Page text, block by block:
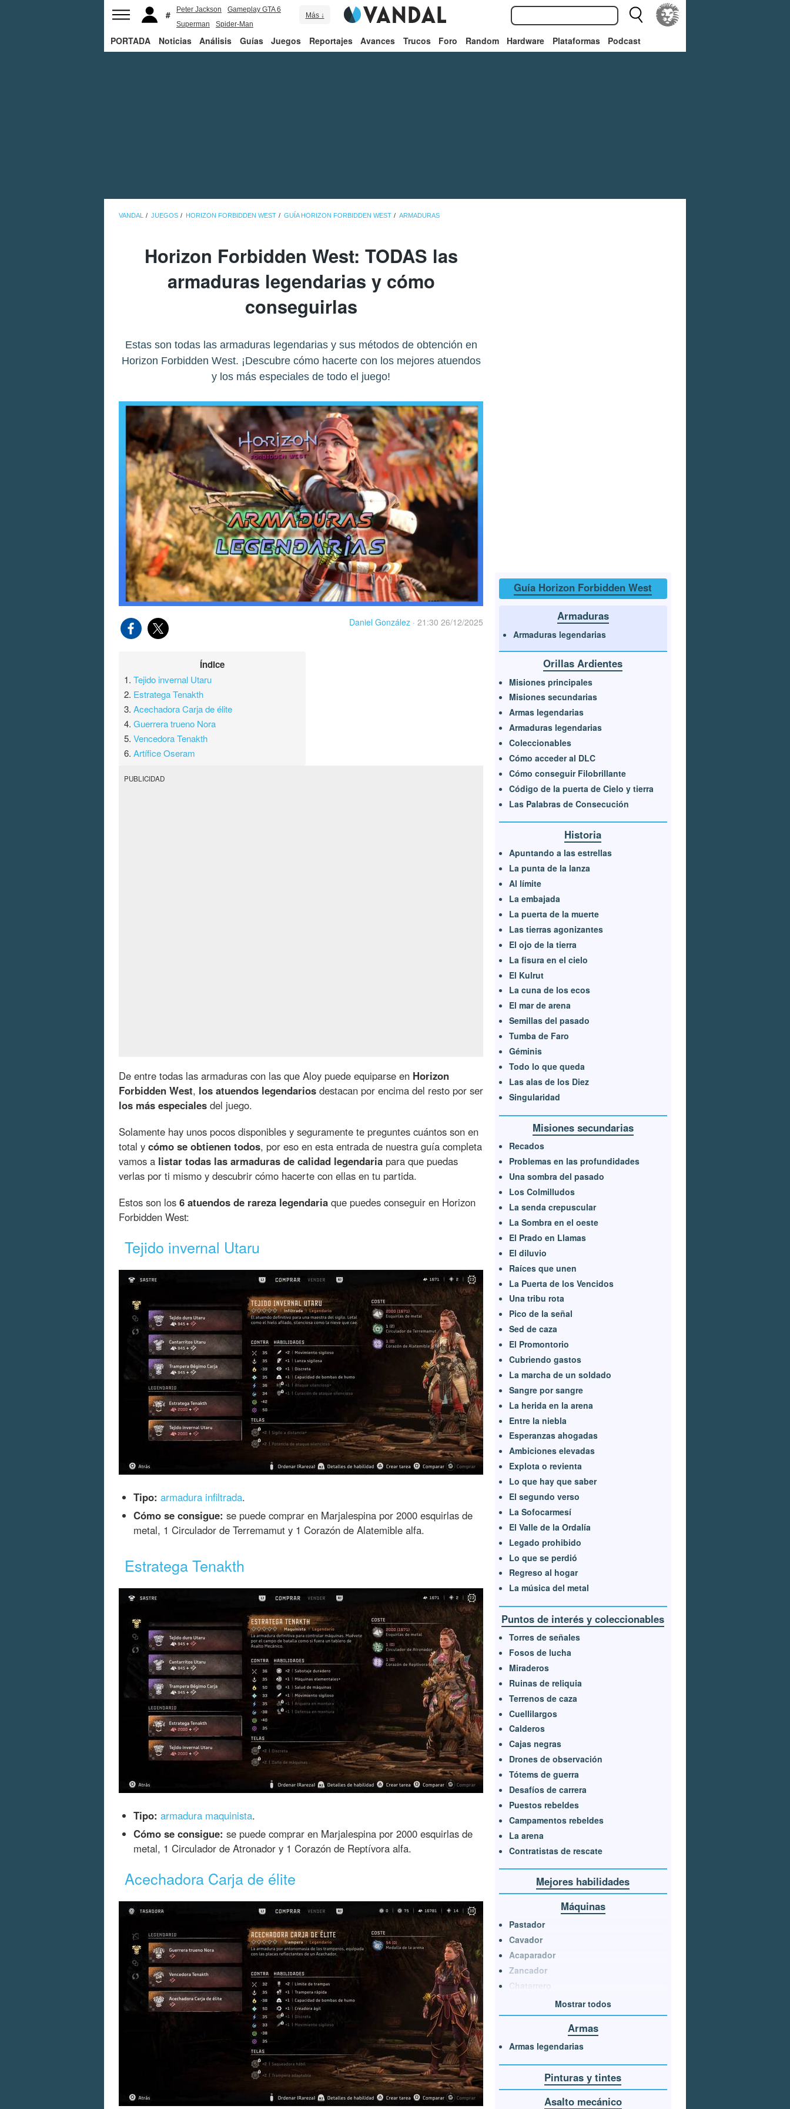
Peter Jackson
Gameplay GTA 6
Superman
Spider-Man
Más ↓
PORTADA Noticias Análisis Guías Juegos Reportajes Avances Trucos Foro Random Hardware Plataformas Podcast
VANDAL JUEGOS HORIZON FORBIDDEN WEST GUÍA HORIZON FORBIDDEN WEST ARMADURAS
Horizon Forbidden West: TODAS las
armaduras legendarias y cómo
conseguirlas
Estas son todas las armaduras legendarias y sus métodos de obtención en
Horizon Forbidden West. ¡Descubre cómo hacerte con los mejores atuendos
y los más especiales de todo el juego!
Daniel González · 21:30 26/12/2025
Índice
1.Tejido invernal Utaru
2. Estratega Tenakth
3.Acechadora Carja de élite
4.Guerrera trueno Nora
5.Vencedora Tenakth
6.Artífice Oseram
PUBLICIDAD
De entre todas las armaduras con las que Aloy puede equiparse en Horizon
Forbidden West, los atuendos legendarios destacan por encima del resto por ser
los más especiales del juego.
Solamente hay unos pocos disponibles y seguramente te preguntes cuántos son en
total y cómo se obtienen todos, por eso en esta entrada de nuestra guía completa
vamos a listar todas las armaduras de calidad legendaria para que puedas
verlas por ti mismo y descubrir cómo hacerte con ellas en tu partida.
Estos son los 6 atuendos de rareza legendaria que puedes conseguir en Horizon
Forbidden West:
Tejido invernal Utaru
Tipo: armadura infiltrada.
Cómo se consigue: se puede comprar en Marjalespina por 2000 esquirlas de
metal, 1 Circulador de Terremamut y 1 Corazón de Alatemible alfa.
Estratega Tenakth
Tipo: armadura maquinista.
Cómo se consigue: se puede comprar en Marjalespina por 2000 esquirlas de
metal, 1 Circulador de Atronador y 1 Corazón de Reptívora alfa.
Acechadora Carja de élite
Guía Horizon Forbidden West
Armaduras
Armaduras legendarias
Orillas Ardientes
Misiones principales
Misiones secundarias
Armas legendarias
Armaduras legendarias
Coleccionables
Cómo acceder al DLC
Cómo conseguir Filobrillante
Código de la puerta de Cielo y tierra
Las Palabras de Consecución
Historia
Apuntando a las estrellas
La punta de la lanza
Al límite
La embajada
La puerta de la muerte
Las tierras agonizantes
El ojo de la tierra
La fisura en el cielo
El Kulrut
La cuna de los ecos
El mar de arena
Semillas del pasado
Tumba de Faro
Géminis
Todo lo que queda
Las alas de los Diez
Singularidad
Misiones secundarias
Recados
Problemas en las profundidades
Una sombra del pasado
Los Colmilludos
La senda crepuscular
La Sombra en el oeste
El Prado en Llamas
El diluvio
Raíces que unen
La Puerta de los Vencidos
Una tribu rota
Pico de la señal
Sed de caza
El Promontorio
Cubriendo gastos
La marcha de un soldado
Sangre por sangre
La herida en la arena
Entre la niebla
Esperanzas ahogadas
Ambiciones elevadas
Explota o revienta
Lo que hay que saber
El segundo verso
La Sofocarmesí
El Valle de la Ordalía
Legado prohibido
Lo que se perdió
Regreso al hogar
La música del metal
Puntos de interés y coleccionables
Torres de señales
Fosos de lucha
Miraderos
Ruinas de reliquia
Terrenos de caza
Cuellilargos
Calderos
Cajas negras
Drones de observación
Tótems de guerra
Desafíos de carrera
Puestos rebeldes
Campamentos rebeldes
La arena
Contratistas de rescate
Mejores habilidades
Máquinas
Pastador
Cavador
Acaparador
Zancador
Chatarrero
Mostrar todos
Armas
Armas legendarias
Pinturas y tintes
Asalto mecánico